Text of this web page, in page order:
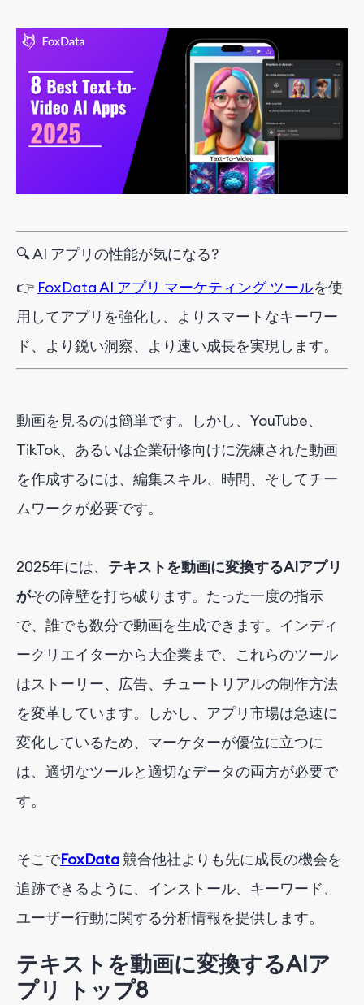
🔍AI アプリの性能が気になる?
👉 FoxData AI アプリ マーケティング ツールを使
用してアプリを強化し 、よりスマートなキーワー
ド、より鋭い洞察、より速い成長を実現します。
動画を見るのは簡単です。しかし、YouTube、
TikTok、あるいは企業研修向けに洗練された動画
を作成するには、編集スキル、時間、そしてチー
ムワークが必要です。
2025年には、 テキストを動画に変換するAIアプリ
がその障壁を打ち破ります。たった一度の指示
で、誰でも数分で動画を生成できます。インディ
ークリエイターから大企業まで、これらのツール
はストーリー、広告、チュートリアルの制作方法
を変革しています。しかし、アプリ市場は急速に
変化しているため、マーケターが優位に立つに
は、適切なツールと適切なデータの両方が必要で
す。
そこでFoxData競合他社よりも先に成長の機会を
追跡できるように、インストール、キーワード、
ユーザー行動に関する分析情報を提供します。
テキストを動画に変換するAIア
プリ トップ8